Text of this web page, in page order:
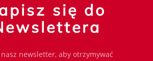
się do
newsletter, aby otrzymywać